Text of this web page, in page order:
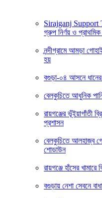
Sirajganj Support
গ্রুপ নির্ণয় ও প্রাথমিক
নন্দীগ্রামে আমড়া
হয়
বগুড়া-০৪ আসনে
বেলকুচিতে আধুনিক
রায়গঞ্জের ভূঁইয়াগাঁতী
প্রশাসন
বেলকুচিতে আলহাজ্ব
শোডাউন
রায়গঞ্জে হাঁসের
বগুড়ায় নেশা সেবনে